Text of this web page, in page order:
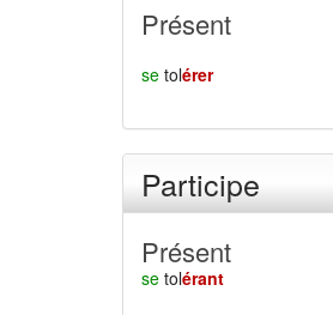
Présent
se tolérer
Participe
Présent
se tolérant